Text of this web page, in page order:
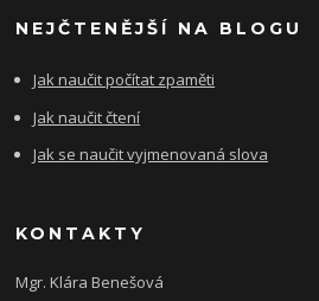
NEJČTENĚJŠÍ NA BLOGU
Jak naučit počítat zpaměti
Jak naučit čtení
Jak se naučit vyjmenovaná slova
KONTAKTY
Mgr. Klára Benešová